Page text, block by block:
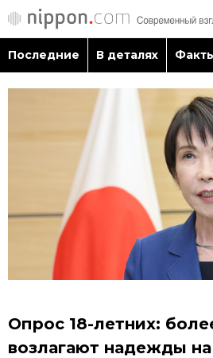
Последние
В деталях
Факты о Японии
Путеводитель по Японии
Последние В деталях
Опрос 18-летних:
возлагают надежды